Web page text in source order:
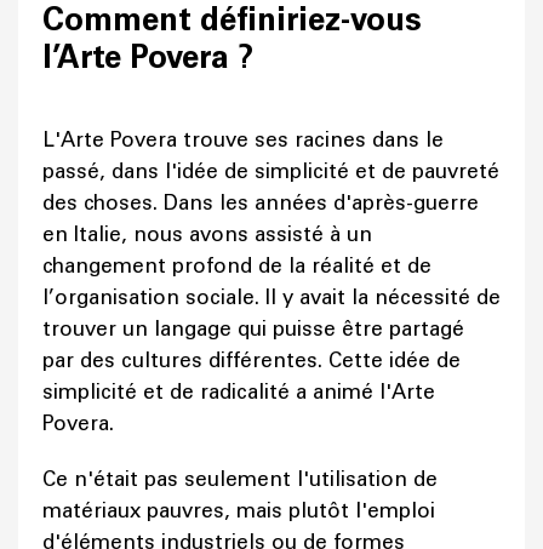
Comment définiriez-vous
l’Arte Povera ?
L'Arte Povera trouve ses racines dans le
passé, dans l'idée de simplicité et de pauvreté
des choses. Dans les années d'après-guerre
en Italie, nous avons assisté à un
changement profond de la réalité et de
l’organisation sociale. Il y avait la nécessité de
trouver un langage qui puisse être partagé
par des cultures différentes. Cette idée de
simplicité et de radicalité a animé l'Arte
Povera.
Ce n'était pas seulement l'utilisation de
matériaux pauvres, mais plutôt l'emploi
d'éléments industriels ou de formes